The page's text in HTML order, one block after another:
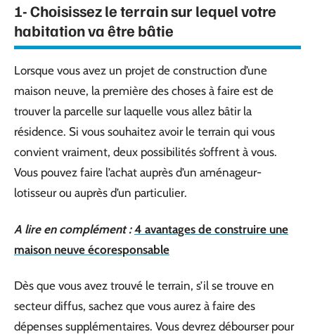
1- Choisissez le terrain sur lequel votre
habitation va être bâtie
Lorsque vous avez un projet de construction d’une
maison neuve, la première des choses à faire est de
trouver la parcelle sur laquelle vous allez bâtir la
résidence. Si vous souhaitez avoir le terrain qui vous
convient vraiment, deux possibilités s’offrent à vous.
Vous pouvez faire l’achat auprès d’un aménageur-
lotisseur ou auprès d’un particulier.
A lire en complément : 4 avantages de construire une
maison neuve écoresponsable
Dès que vous avez trouvé le terrain, s’il se trouve en
secteur diffus, sachez que vous aurez à faire des
dépenses supplémentaires. Vous devrez débourser pour